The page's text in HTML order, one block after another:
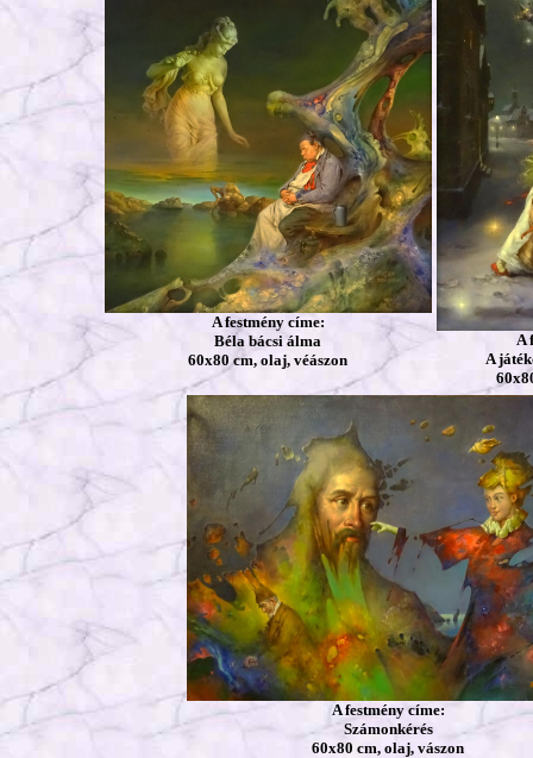
A festmény címe:
Béla bácsi álma
60x80 cm, olaj, véászon
A
A
A festmény címe:
Számonkérés
60x80 cm, olaj, vászon